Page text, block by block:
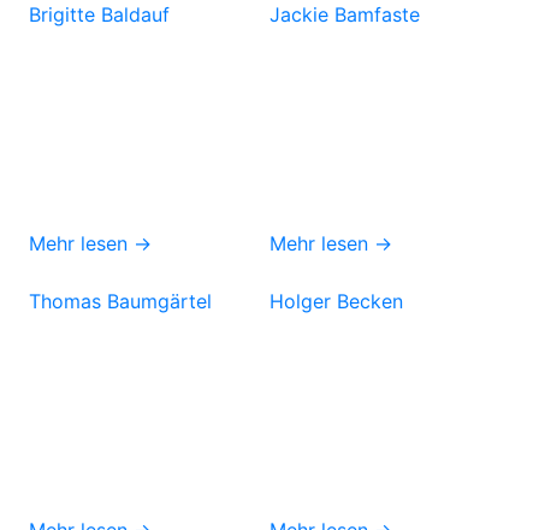
Brigitte Baldauf
Mehr lesen →
Jackie Bamfaste
Mehr lesen →
Thomas Baumgärtel Holger Becken